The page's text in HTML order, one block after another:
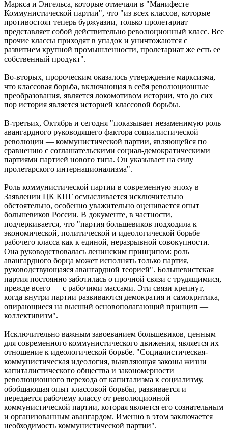
Маркса и Энгельса, которые отмечали в "Манифесте
Коммунистической партии", что "из всех классов, которые
противостоят теперь буржуазии, только пролетариат
представляет собой действительно революционный класс. Все
прочие классы приходят в упадок и уничтожаются с
развитием крупной промышленности, пролетариат же есть ее
собственный продукт".
Во-вторых, пророческим оказалось утверждение марксизма,
что классовая борьба, включающая в себя революционные
преобразования, является локомотивом истории, что до сих
пор история является историей классовой борьбы.
В-третьих, Октябрь и сегодня "показывает незаменимую роль
авангардного руководящего фактора социалистической
революции — коммунистической партии, являющейся по
сравнению с соглашательскими социал-демократическими
партиями партией нового типа. Он указывает на силу
пролетарского интернационализма".
Роль коммунистической партии в современную эпоху в
Заявлении ЦК КПГ осмысливается исключительно
обстоятельно, особенно уважительно оценивается опыт
большевиков России. В документе, в частности,
подчеркивается, что "партия большевиков подходила к
экономической, политической и идеологической борьбе
рабочего класса как к единой, неразрывной совокупности.
Она руководствовалась ленинским принципом: роль
авангардного борца может исполнять только партия,
руководствующаяся авангардной теорией". Большевистская
партия постоянно заботилась о прочной связи с трудящимися,
прежде всего — с рабочими массами. Эти связи крепнут,
когда внутри партии развиваются демократия и самокритика,
опирающиеся на высший основополагающий принцип —
коллективизм".
Исключительно важным завоеванием большевиков, ценным
для современного коммунистического движения, является их
отношение к идеологической борьбе. "Социалистическая-
коммунистическая идеология, выявляющая законы жизни
капиталистического общества и закономерности
революционного перехода от капитализма к социализму,
обобщающая опыт классовой борьбы, развивается и
передается рабочему классу от революционной
коммунистической партии, которая является его сознательным
и организованным авангардом. Именно в этом заключается
необходимость коммунистической партии".